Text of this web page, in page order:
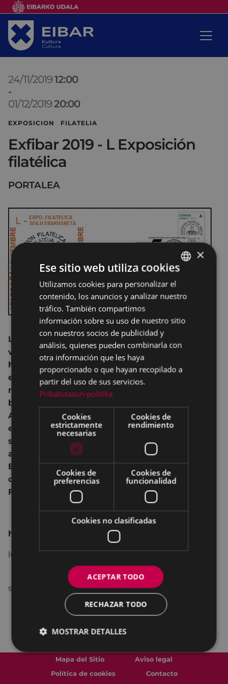
24/11/201912:00
-
01/12/201920:00
EXPOSICION FILATELIA
Exfibar 2019 - L Exposición
filatélica
PORTALEA
La Asociación Filatélica Arrate y Exfibar soplan
velas este año. La agrupación se creó en 1969,
hace 50 años, y la primera edición de la
exposición tuvo lugar entre el 23 y 30 de
noviembre de ese año en los locales de la
biblioteca municipal situada en los bajos del
Ayuntamiento. Desde entonces miles de sellos y
estampillas se han mostrado en la muestra que
se organiza anualmente y que en los últimos
años se organiza en Portalea.
El matasellos conmemorativo de este año se
dedica al 50 aniversario de la Asociación
Filatélica Arrate.
horario especial
lunes – viernes 18:00 - 20:00
sábado, domingo 12:00-14:00 18:00-20:00
Mapa del Sitio
Aviso legal
Política de cookies
Contacto
BASQUE
SPANISH
×
Ese sitio web utiliza cookies
Utilizamos cookies para personalizar el
contenido, los anuncios y analizar nuestro
tráfico. También compartimos
información sobre su uso de nuestro sitio
con nuestros socios de publicidad y
análisis, quienes pueden combinarla con
otra información que les haya
proporcionado o que hayan recopilado a
partir del uso de sus servicios.
Pribatutasun-politika
Cookies
estrictamente
necesarias
Cookies de
rendimiento
Cookies de
preferencias
Cookies de
funcionalidad
Cookies no clasificadas
ACEPTAR TODO
RECHAZAR TODO
MOSTRAR DETALLES